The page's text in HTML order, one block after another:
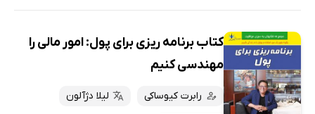
کتاب برنامه ریزی برای پول: امور مالی را
مهندسی کنیم
رابرت کیوساکی
لیلا دژآلون